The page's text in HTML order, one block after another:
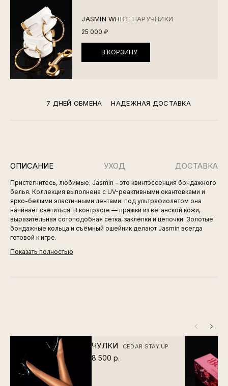
JASMIN WHITE НАРУЧНИКИ
25 000 ₽
В КОРЗИНУ
7 ДНЕЙ ОБМЕНА НАДЕЖНАЯ ДОСТАВКА
ОПИСАНИЕ УХОД ДОСТАВКА
Пристегнитесь, любимые. Jasmin - это квинтэссенция бондажного
белья. Коллекция выполнена с UV-реактивными окантовками и
ярко-белыми эластичными лентами: под ультрафиолетом она
начинает светиться. В контрасте — пряжки из веганской кожи,
выразительная сотоподобная сетка, заклёпки и цепочки. Золотые
бондажные кольца и съёмный ошейник делают Jasmin всегда
готовой к игре.
Показать полностью
ЧУЛКИ CEDAR STAY UP
8 500 р.